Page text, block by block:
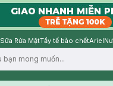
Sữa Rửa MặtTẩy tế bào chếtAriel